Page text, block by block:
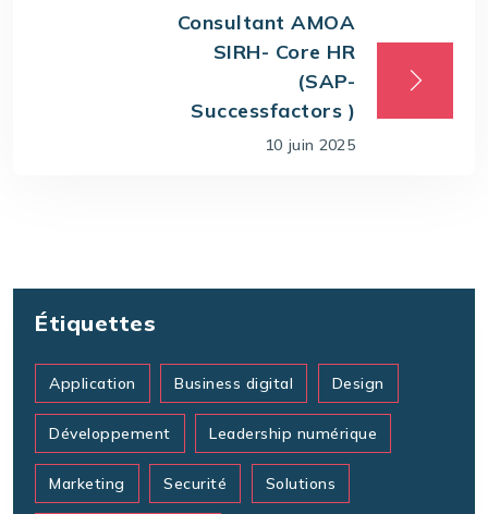
Consultant AMOA
SIRH- Core HR
(SAP-
Successfactors )
10 juin 2025
Étiquettes
Application Business digital Design
Développement Leadership numérique
Marketing Securité Solutions